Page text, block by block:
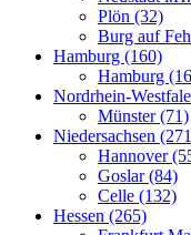
Plön (32)
Burg auf
Hamburg (160)
Hamburg
Nordrhein-
Münster (71)
Niedersachsen
Hannover
Goslar (84)
Celle (132)
Hessen (265)